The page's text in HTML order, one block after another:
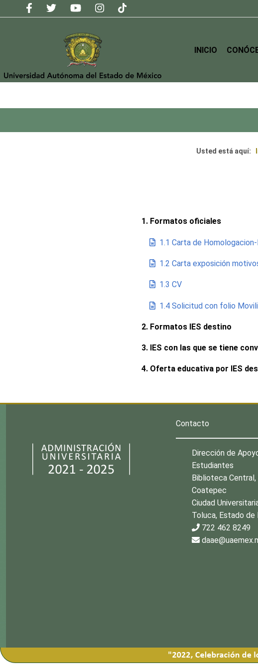
INICIO
Usted está aquí:
1. Formatos oficiales
1.1 Carta de
1.2 Carta exposición
1.3 CV
1.4 Solicitud con folio
2. Formatos IES destino
3. IES con las que se tiene
4. Oferta educativa por IES
Contacto
Dirección de
Estudiantes
Biblioteca
Coatepec
Ciudad
Toluca, Estado de
722 462 8249